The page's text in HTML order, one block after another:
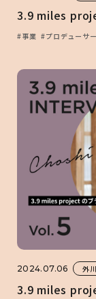
3.9 miles
#事業 #プロデューサー
2024.07.06 外川
3.9 miles